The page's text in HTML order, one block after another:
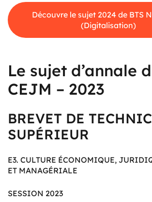
Découvre le sujet 2024 de BTS
(Digitalisation)
Le sujet d’annale
CEJM – 2023
BREVET DE
SUPÉRIEUR
E3. CULTURE ÉCONOMIQUE,
ET MANAGÉRIALE
SESSION 2023